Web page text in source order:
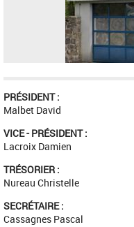
PRÉSIDENT :
Malbet David
VICE - PRÉSIDENT :
Lacroix Damien
TRÉSORIER :
Nureau Christelle
SECRÉTAIRE :
Cassagnes Pascal